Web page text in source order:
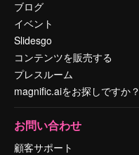
ブログ
イベント
Slidesgo
コンテンツを販売する
プレスルーム
magnific.aiをお探しですか？
お問い合わせ
顧客サポート